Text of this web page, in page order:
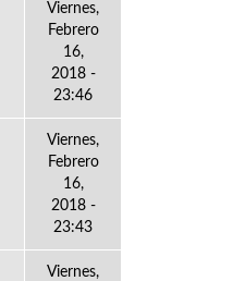
Viernes,
Febrero
16,
2018 -
23:46
Viernes,
Febrero
16,
2018 -
23:43
Viernes,